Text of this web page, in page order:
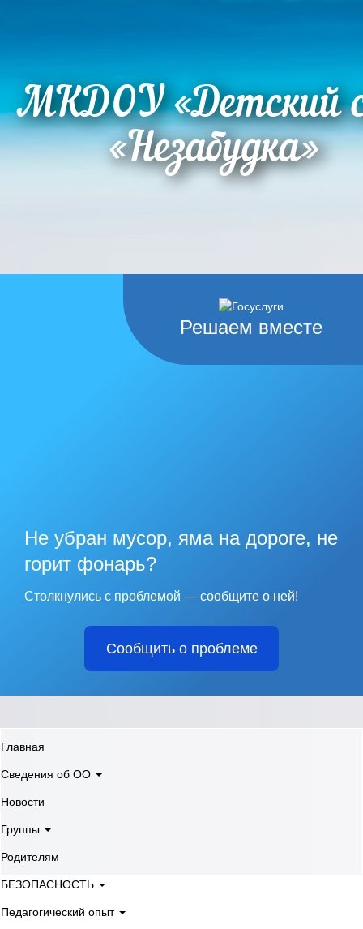
МКДОУ «Детский
«Незабудка»
Решаем вместе
Не убран мусор, яма на дороге, не
горит фонарь?
Столкнулись с проблемой — сообщите о ней!
Сообщить о проблеме
Главная
Сведения об ОО
Новости
Группы
Родителям
БЕЗОПАСНОСТЬ
Педагогический опыт